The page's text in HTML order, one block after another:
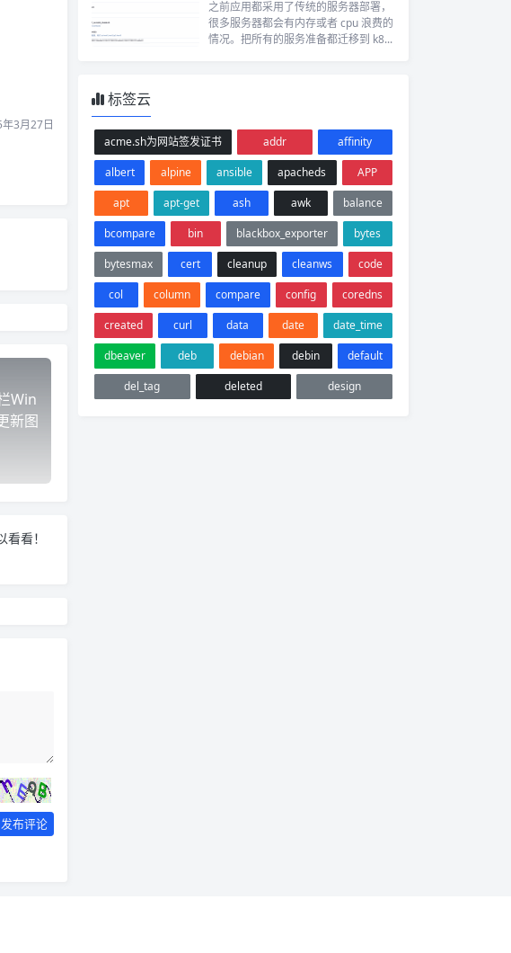
3月27日
Win
新图
看！
布评论
之前应用都采用了传统的服务器部署，
很多服务器都会有内存或者 cpu 浪费的
情况。把所有的服务准备都迁移到 k8...
标签云
acme.sh为网站签发证书 addr
affinity
albert
alpine ansible apacheds
APP
apt
apt-get ash awk
balance
bcompare
bin blackbox_exporter
bytes
bytesmax
cert cleanup cleanws
code
col
column compare config
coredns
created
curl data date
date_time
dbeaver
deb debian debin
default
del_tag
deleted design